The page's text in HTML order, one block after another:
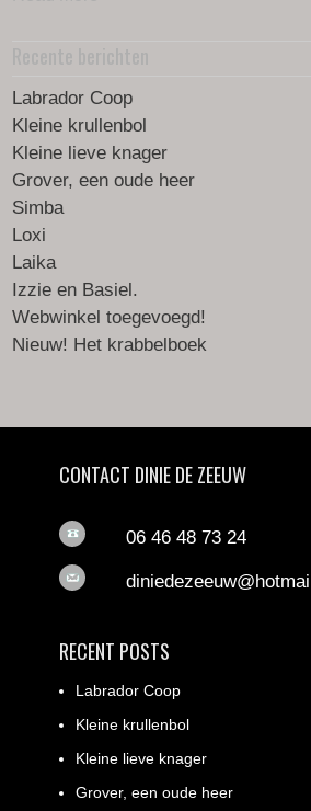
Labrador Coop
Kleine krullenbol
Kleine lieve knager
Grover, een oude heer
Simba
Loxi
Laika
Izzie en Basiel.
Webwinkel toegevoegd!
Nieuw! Het krabbelboek
CONTACT DINIE DE ZEEUW
06 46 48 73 24
RECENT POSTS
Labrador Coop
Kleine krullenbol
Kleine lieve knager
Grover, een oude heer